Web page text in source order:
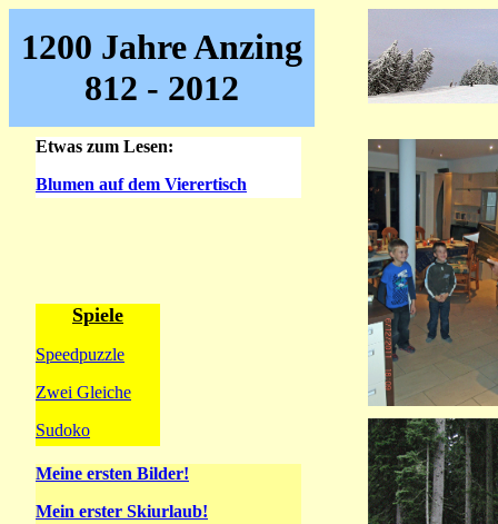
1200 Jahre Anzing
812 - 2012
Etwas zum Lesen:
Blumen auf dem Vierertisch
Spiele
Speedpuzzle
Zwei Gleiche
Sudoko
Meine ersten Bilder!
Mein erster Skiurlaub!